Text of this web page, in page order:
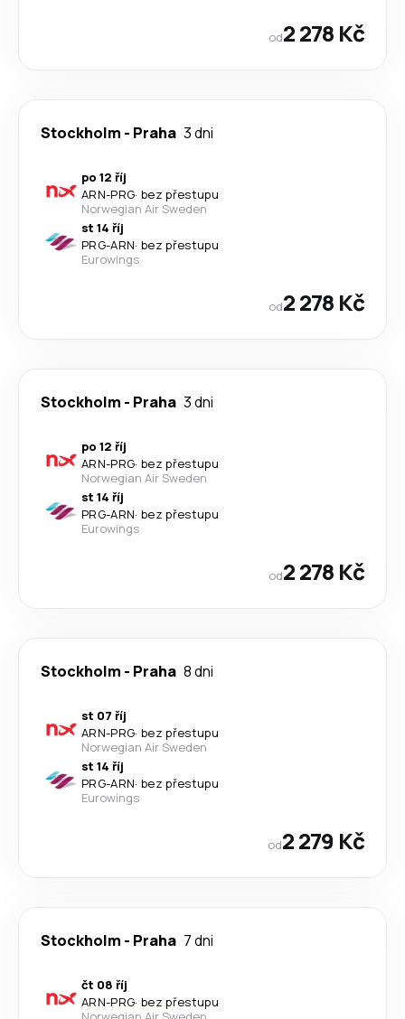
od2 278 Kč
Stockholm - Praha 3 dni
po 12 říj
ARN-PRG· bez přestupu
Norwegian Air Sweden
st 14 říj
PRG-ARN· bez přestupu
Eurowings
od2 278 Kč
Stockholm - Praha 3 dni
po 12 říj
ARN-PRG· bez přestupu
Norwegian Air Sweden
st 14 říj
PRG-ARN· bez přestupu
Eurowings
od2 278 Kč
Stockholm - Praha 8 dni
st 07 říj
ARN-PRG· bez přestupu
Norwegian Air Sweden
st 14 říj
PRG-ARN· bez přestupu
Eurowings
od2 279 Kč
Stockholm - Praha 7 dni
čt 08 říj
ARN-PRG· bez přestupu